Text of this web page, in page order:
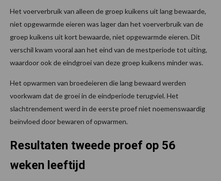
Het voerverbruik van alleen de groep kuikens uit lang bewaarde,
niet opgewarmde eieren was lager dan het voerverbruik van de
groep kuikens uit kort bewaarde, niet opgewarmde eieren. Dit
verschil kwam vooral aan het eind van de mestperiode tot uiting,
waardoor ook de eindgroei van deze groep kuikens minder was.
Het opwarmen van broedeieren die lang bewaard werden
voorkwam dat de groei in de eindperiode terugviel. Het
slachtrendement werd in de eerste proef niet noemenswaardig
beïnvloed door bewaren of opwarmen.
Resultaten tweede proef op 56
weken leeftijd